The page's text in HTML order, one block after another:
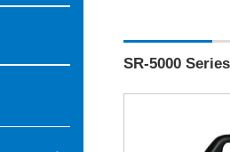
SR-5000 Series